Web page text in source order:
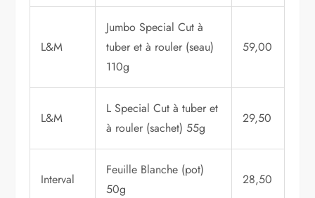
L&M
Jumbo Special Cut à
tuber et à rouler (seau)
110g
59,00
L&M
L Special Cut à tuber et
à rouler (sachet) 55g
29,50
Interval
Feuille Blanche (pot)
50g
28,50